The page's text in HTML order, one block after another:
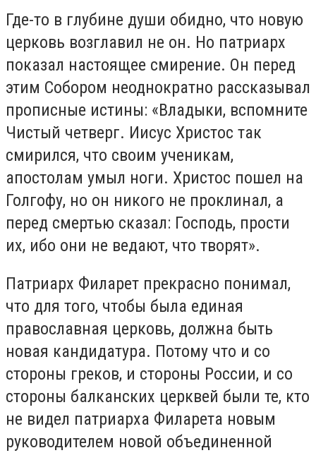
Где-то в глубине души обидно, что новую
церковь возглавил не он. Но патриарх
показал настоящее смирение. Он перед
этим Собором неоднократно рассказывал
прописные истины: «Владыки, вспомните
Чистый четверг. Иисус Христос так
смирился, что своим ученикам,
апостолам умыл ноги. Христос пошел на
Голгофу, но он никого не проклинал, а
перед смертью сказал: Господь, прости
их, ибо они не ведают, что творят».
Патриарх Филарет прекрасно понимал,
что для того, чтобы была единая
православная церковь, должна быть
новая кандидатура. Потому что и со
стороны греков, и стороны России, и со
стороны балканских церквей были те, кто
не видел патриарха Филарета новым
руководителем новой объединенной